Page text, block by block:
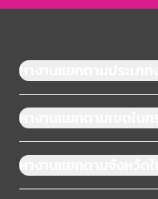
หางานแยกตามประเภทง
หางานแยกตามเขตในก
หางานแยกตามจังหวัดใ